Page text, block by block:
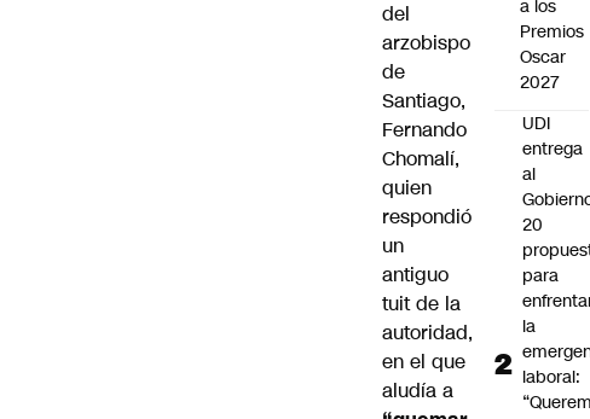
del
arzobispo
de
Santiago,
Fernando
Chomalí,
quien
respondió
un
antiguo
tuit de la
autoridad,
en el que
aludía a
a los
Premios
Oscar
2027
UDI
entrega
al
20
para
la
laboral: